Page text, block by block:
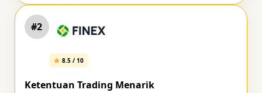
#2
8.5 / 10
Ketentuan Trading Menarik